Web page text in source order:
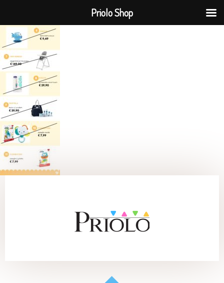
Priolo Shop